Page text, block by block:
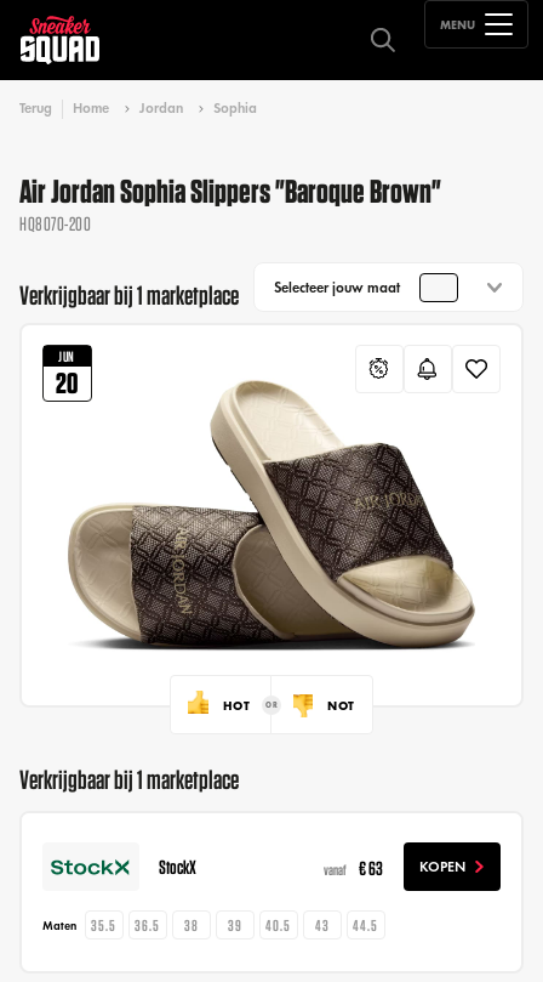
MENU
Terug Home Jordan Sophia
Air Jordan Sophia Slippers "Baroque Brown"
HQ8070-200
Verkrijgbaar bij 1 marketplace Selecteer jouw maat
JUN
20
HOT NOT
Verkrijgbaar bij 1 marketplace
StockX vanaf € 63 KOPEN
Maten 35.5 36.5 38 39 40.5 43 44.5